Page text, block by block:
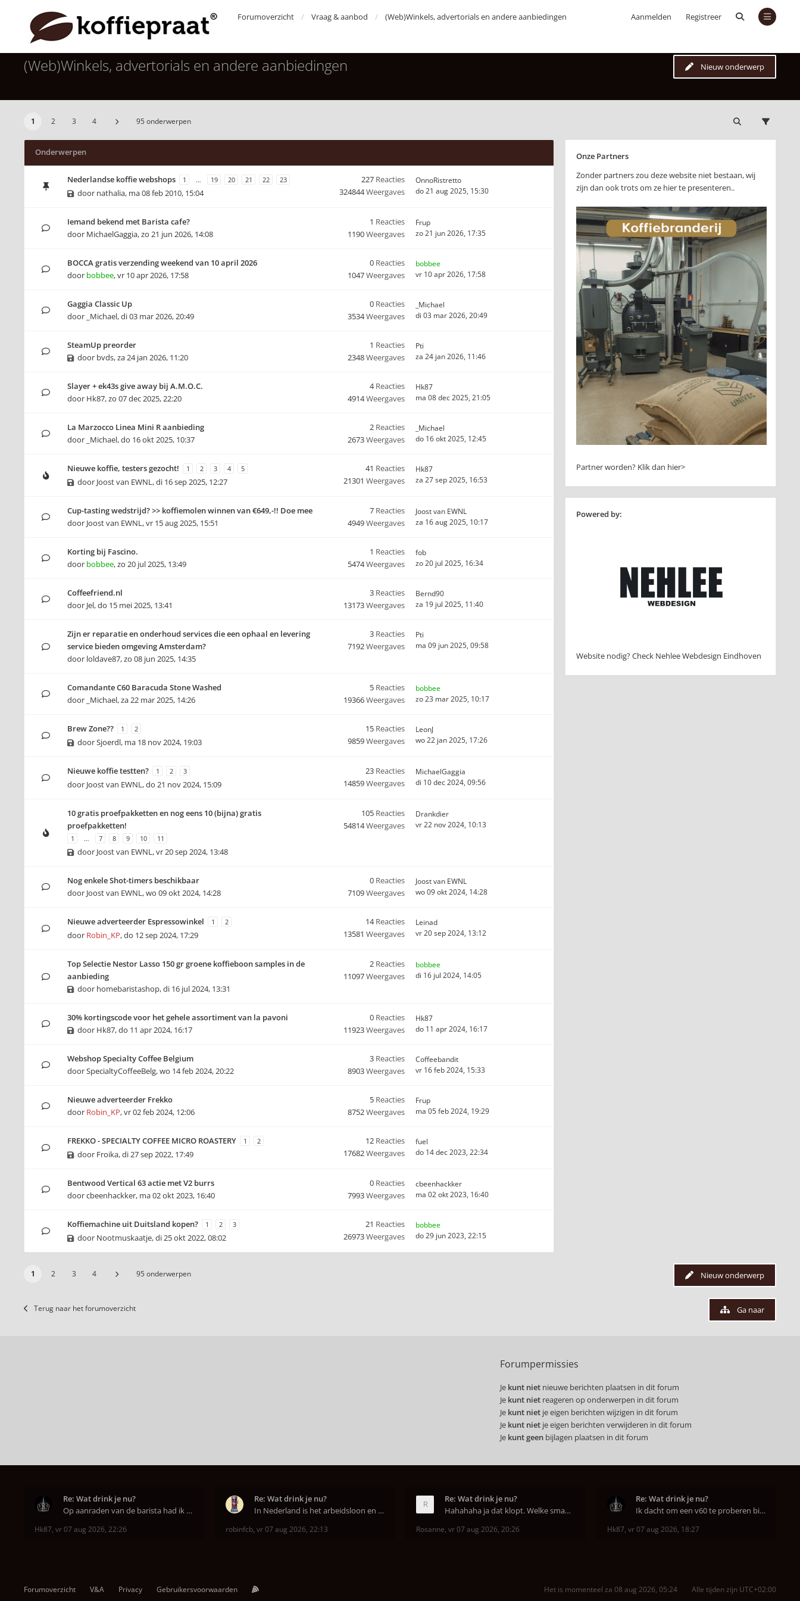
Aanmelden Registreer
Forumoverzicht Vraag & aanbod (Web)Winkels, advertorials en andere aanbiedingen
(Web)Winkels, advertorials en andere aanbiedingen Nieuw onderwerp
1 2 3 4 95 onderwerpen
Onderwerpen
Nederlandse koffie webshops 1 … 19 20 21 22 23
door nathalia, ma 08 feb 2010, 15:04
227 Reacties
324844Weergaves
OnnoRistretto
do 21 aug 2025, 15:30
Iemand bekend met Barista cafe?
door MichaelGaggia,zo 21 jun 2026, 14:08
1 Reacties
1190Weergaves
Frup
zo 21 jun 2026, 17:35
BOCCA gratis verzending weekend van 10 april 2026
door bobbee,vr 10 apr 2026, 17:58
0 Reacties
1047Weergaves
bobbee
vr 10 apr 2026, 17:58
Gaggia Classic Up
door _Michael,di 03 mar 2026, 20:49
0 Reacties
3534Weergaves
_Michael
di 03 mar 2026, 20:49
SteamUp preorder
door bvds,za 24 jan 2026, 11:20
1 Reacties
2348Weergaves
Pti
za 24 jan 2026, 11:46
Slayer + ek43s give away bij A.M.O.C.
door Hk87,zo 07 dec 2025, 22:20
4Reacties
4914Weergaves
Hk87
ma 08 dec 2025, 21:05
La Marzocco Linea Mini R aanbieding
door _Michael,do 16 okt 2025, 10:37
2 Reacties
2673Weergaves
_Michael
do 16 okt 2025, 12:45
Nieuwe koffie, testers gezocht! 1 2 3 4 5
door Joost van EWNL,di 16 sep 2025, 12:27
41 Reacties
21301 Weergaves
Hk87
za 27 sep 2025, 16:53
Cup-tasting wedstrijd? >> koffiemolen winnen van €649,-!! Doe mee
door Joost van EWNL,vr 15 aug 2025, 15:51
7 Reacties
4949Weergaves
Joost van EWNL
za 16 aug 2025, 10:17
Korting bij Fascino.
door bobbee,zo 20 jul 2025, 13:49
1 Reacties
5474Weergaves
fob
zo 20 jul 2025, 16:34
Coffeefriend.nl
door Jel,do 15 mei 2025, 13:41
3 Reacties
13173Weergaves
Bernd90
za 19 jul 2025, 11:40
Zijn er reparatie en onderhoud services die een ophaal en levering
service bieden omgeving Amsterdam?
door loldave87,zo 08 jun 2025, 14:35
3 Reacties
7192Weergaves
Pti
ma 09 jun 2025, 09:58
Comandante C60 Baracuda Stone Washed
door _Michael,za 22 mar 2025, 14:26
5 Reacties
19366Weergaves
bobbee
zo 23 mar 2025, 10:17
Brew Zone?? 1 2
doorSjoerdl, ma 18 nov 2024, 19:03
15 Reacties
9859Weergaves
LeonJ
wo 22 jan 2025, 17:26
Nieuwe koffie testten? 1 2 3
door Joost van EWNL,do 21 nov 2024, 15:09
23 Reacties
14859Weergaves
MichaelGaggia
di 10 dec 2024, 09:56
10 gratis proefpakketten en nog eens 10 (bijna) gratis
proefpakketten!
1 … 7 8 9 10 11
door Joost van EWNL,vr 20 sep 2024, 13:48
105 Reacties
54814Weergaves
Drankdier
vr 22 nov 2024, 10:13
Nog enkele Shot-timers beschikbaar
door Joost van EWNL,wo 09 okt 2024, 14:28
0 Reacties
7109Weergaves
Joost van EWNL
wo 09 okt 2024, 14:28
Nieuwe adverteerder Espressowinkel 1 2
door Robin_KP,do 12 sep 2024, 17:29
14Reacties
13581 Weergaves
Leinad
vr 20 sep 2024, 13:12
Top Selectie Nestor Lasso 150 gr groene koffieboon samples in de
aanbieding
door homebaristashop,di 16 jul 2024, 13:31
2 Reacties
11097Weergaves
bobbee
di 16 jul 2024, 14:05
30% kortingscode voor het gehele assortiment van la pavoni
door Hk87,do 11 apr 2024, 16:17
0 Reacties
11923Weergaves
Hk87
do 11 apr 2024, 16:17
Webshop Specialty Coffee Belgium
doorSpecialtyCoffeeBelg,wo 14 feb 2024, 20:22
3 Reacties
8903Weergaves
Coffeebandit
vr 16 feb 2024, 15:33
Nieuwe adverteerder Frekko
door Robin_KP,vr 02 feb 2024, 12:06
5 Reacties
8752Weergaves
Frup
ma 05 feb 2024, 19:29
FREKKO - SPECIALTY COFFEE MICRO ROASTERY 1 2
door Froika,di 27 sep 2022, 17:49
12 Reacties
17682Weergaves
fuel
do 14 dec 2023, 22:34
Bentwood Vertical 63 actie met V2 burrs
doorcbeenhackker, ma 02 okt 2023, 16:40
0 Reacties
7993Weergaves
cbeenhackker
ma 02 okt 2023, 16:40
Koffiemachine uit Duitsland kopen? 1 2 3
door Nootmuskaatje,di 25 okt 2022, 08:02
21 Reacties
26973Weergaves
bobbee
do 29 jun 2023, 22:15
Onze Partners
Zonder partners zou deze website niet bestaan, wij
zijn dan ook trots om ze hier te presenteren..
Partner worden? Klik dan hier>
Powered by:
Website nodig? Check Nehlee Webdesign Eindhoven
Nieuw onderwerp
1 2 3 4 95 onderwerpen
Terug naar het forumoverzicht Ga naar
Forumpermissies
Je kunt niet nieuwe berichten plaatsen in dit forum
Je kunt niet reageren op onderwerpen in dit forum
Je kunt niet je eigen berichten wijzigen in dit forum
Je kunt niet je eigen berichten verwijderen in dit forum
Je kunt geen bijlagen plaatsen in dit forum
Re: Wat drink je nu?
Op aanraden van de barista had ik Purple Rain maa
Hk87, vr 07 aug 2026, 22:26
Re: Wat drink je nu?
In Nederland is het arbeidsloon en de winkelhuur o
robinfcb, vr 07 aug 2026, 22:13
Re: Wat drink je nu?
Hahahaha ja dat klopt. Welke smaak had je?? Ben
Rosanne, vr 07 aug 2026, 20:26
Re: Wat drink je nu?
Ik dacht om een v60 te proberen bij DAK in Amsterd
Hk87, vr 07 aug 2026, 18:27
Forumoverzicht V&A Privacy Gebruikersvoorwaarden Alle tijden zijn UTC+02:00
Het is momenteel za 08 aug 2026, 05:24